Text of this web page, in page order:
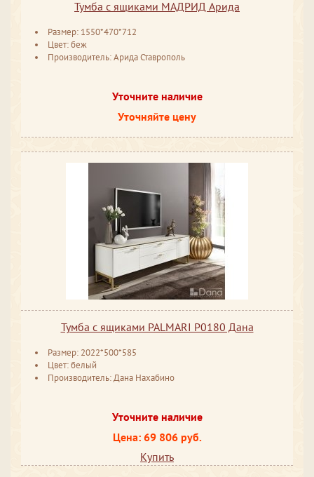
Тумба с ящиками МАДРИД Арида
Размер: 1550*470*712
Цвет: беж
Производитель: Арида Ставрополь
Уточните наличие
Уточняйте цену
Тумба с ящиками PALMARI P0180 Дана
Размер: 2022*500*585
Цвет: белый
Производитель: Дана Нахабино
Уточните наличие
Цена: 69 806 руб.
Купить